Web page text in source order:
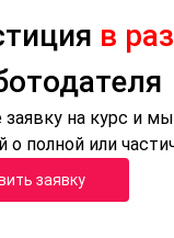
в
заявку на курс и
о полной или
заявку